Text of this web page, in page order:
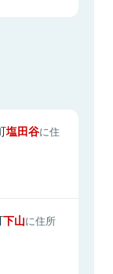
塩田谷に住
下山に住所